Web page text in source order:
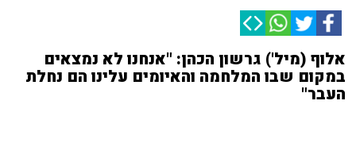
אלוף (מיל') גרשון הכהן: "אנחנו לא נמצאים
במקום שבו המלחמה והאיומים עלינו הם נחלת
העבר"